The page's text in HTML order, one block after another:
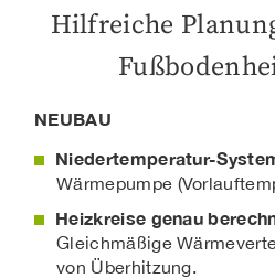
Hilfreiche
NEUBAU
Niedertemperatur-
Wärmepumpe
Heizkreise genau
Gleichmäßige
von Überhitzung.